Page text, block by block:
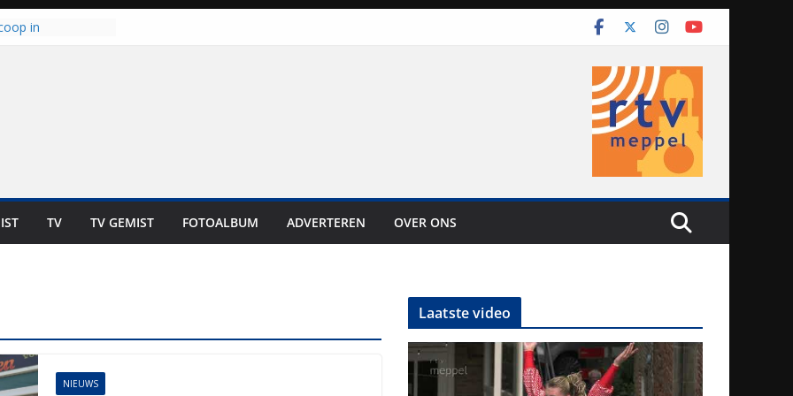
in
niet in geld uit te
warme dagen
Mokum
TV TV GEMIST FOTOALBUM ADVERTEREN OVER ONS
NIEUWS
Laatste video